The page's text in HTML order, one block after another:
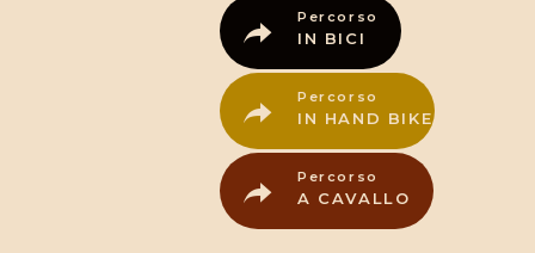
Percorso
IN BICI
Percorso
IN HAND BIKE
Percorso
A CAVALLO